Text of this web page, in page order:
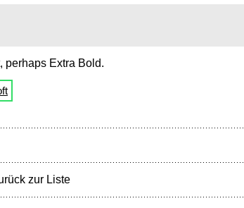
perhaps Extra Bold.
zur Liste